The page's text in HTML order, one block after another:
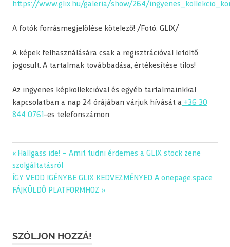
https://www.glix.hu/galeria/show/264/
A fotók forrásmegjelölése kötelező! /Fotó: GLIX/
A képek felhasználására csak a regisztrációval letöltő
jogosult. A tartalmak továbbadása, értékesítése tilos!
Az ingyenes képkollekcióval és egyéb tartalmainkkal
kapcsolatban a nap 24 órájában várjuk hívását a +36 30
844 0761-es telefonszámon.
Bejegyzés
navigáció
Previous
Post:
Hallgass ide! – Amit tudni érdemes a GLIX stock zene
szolgáltatásról
Next
Post:
ÍGY VEDD IGÉNYBE GLIX KEDVEZMÉNYED A onepage.space
FÁJKÜLDŐ PLATFORMHOZ
SZÓLJON HOZZÁ!